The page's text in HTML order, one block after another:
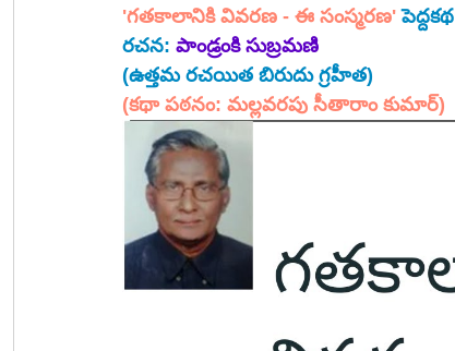
'గతకాలానికి వివరణ - ఈ సంస్మరణ' పెద్దకథ
రచన: పాండ్రంకి సుబ్రమణి
(ఉత్తమ రచయిత బిరుదు గ్రహీత)
(కథా పఠనం: మల్లవరపు సీతారాం కుమార్)